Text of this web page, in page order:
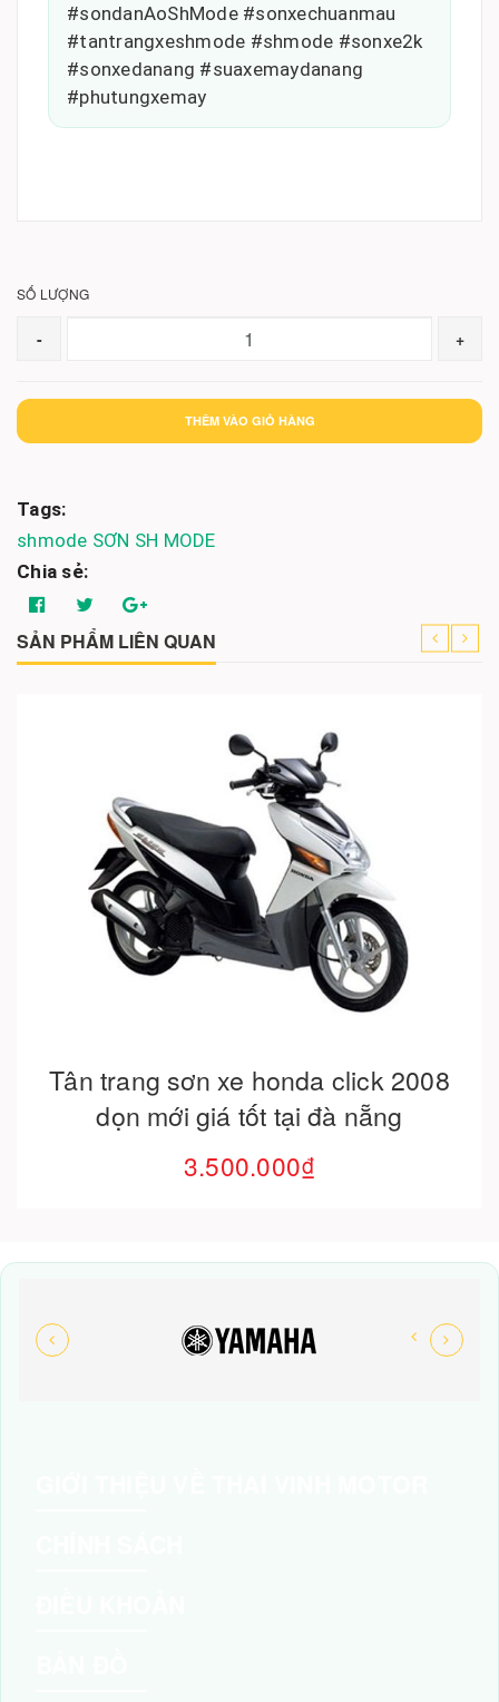
#sondanAoShMode #sonxechuanmau
#tantrangxeshmode #shmode #sonxe2k
#sonxedanang #suaxemaydanang
#phutungxemay
SỐ LƯỢNG
- +
THÊM VÀO GIỎ HÀNG
Tags:
shmode SƠN SH MODE
Chia sẻ:
SẢN PHẨM LIÊN QUAN
Tân trang sơn xe honda click 2008
dọn mới giá tốt tại đà nẵng
3.500.000₫
Hết hàng